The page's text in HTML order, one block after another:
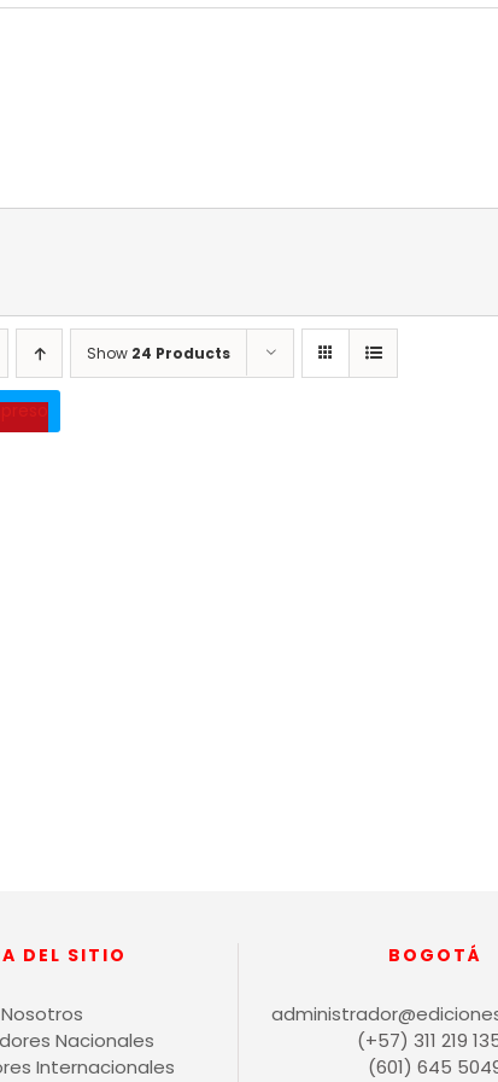
Show 24 Products
DEL SITIO
Nosotros
Nacionales
Internacionales
BOGOTÁ
(+57) 311 219
(601) 645